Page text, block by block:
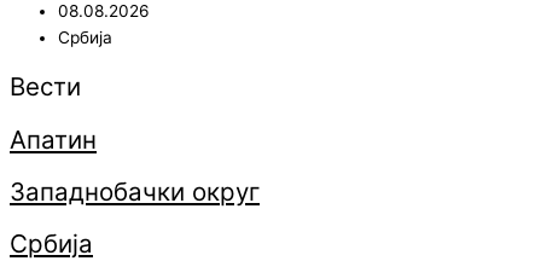
08.08.2026
Србија
Вести
Апатин
Западнобачки округ
Србија